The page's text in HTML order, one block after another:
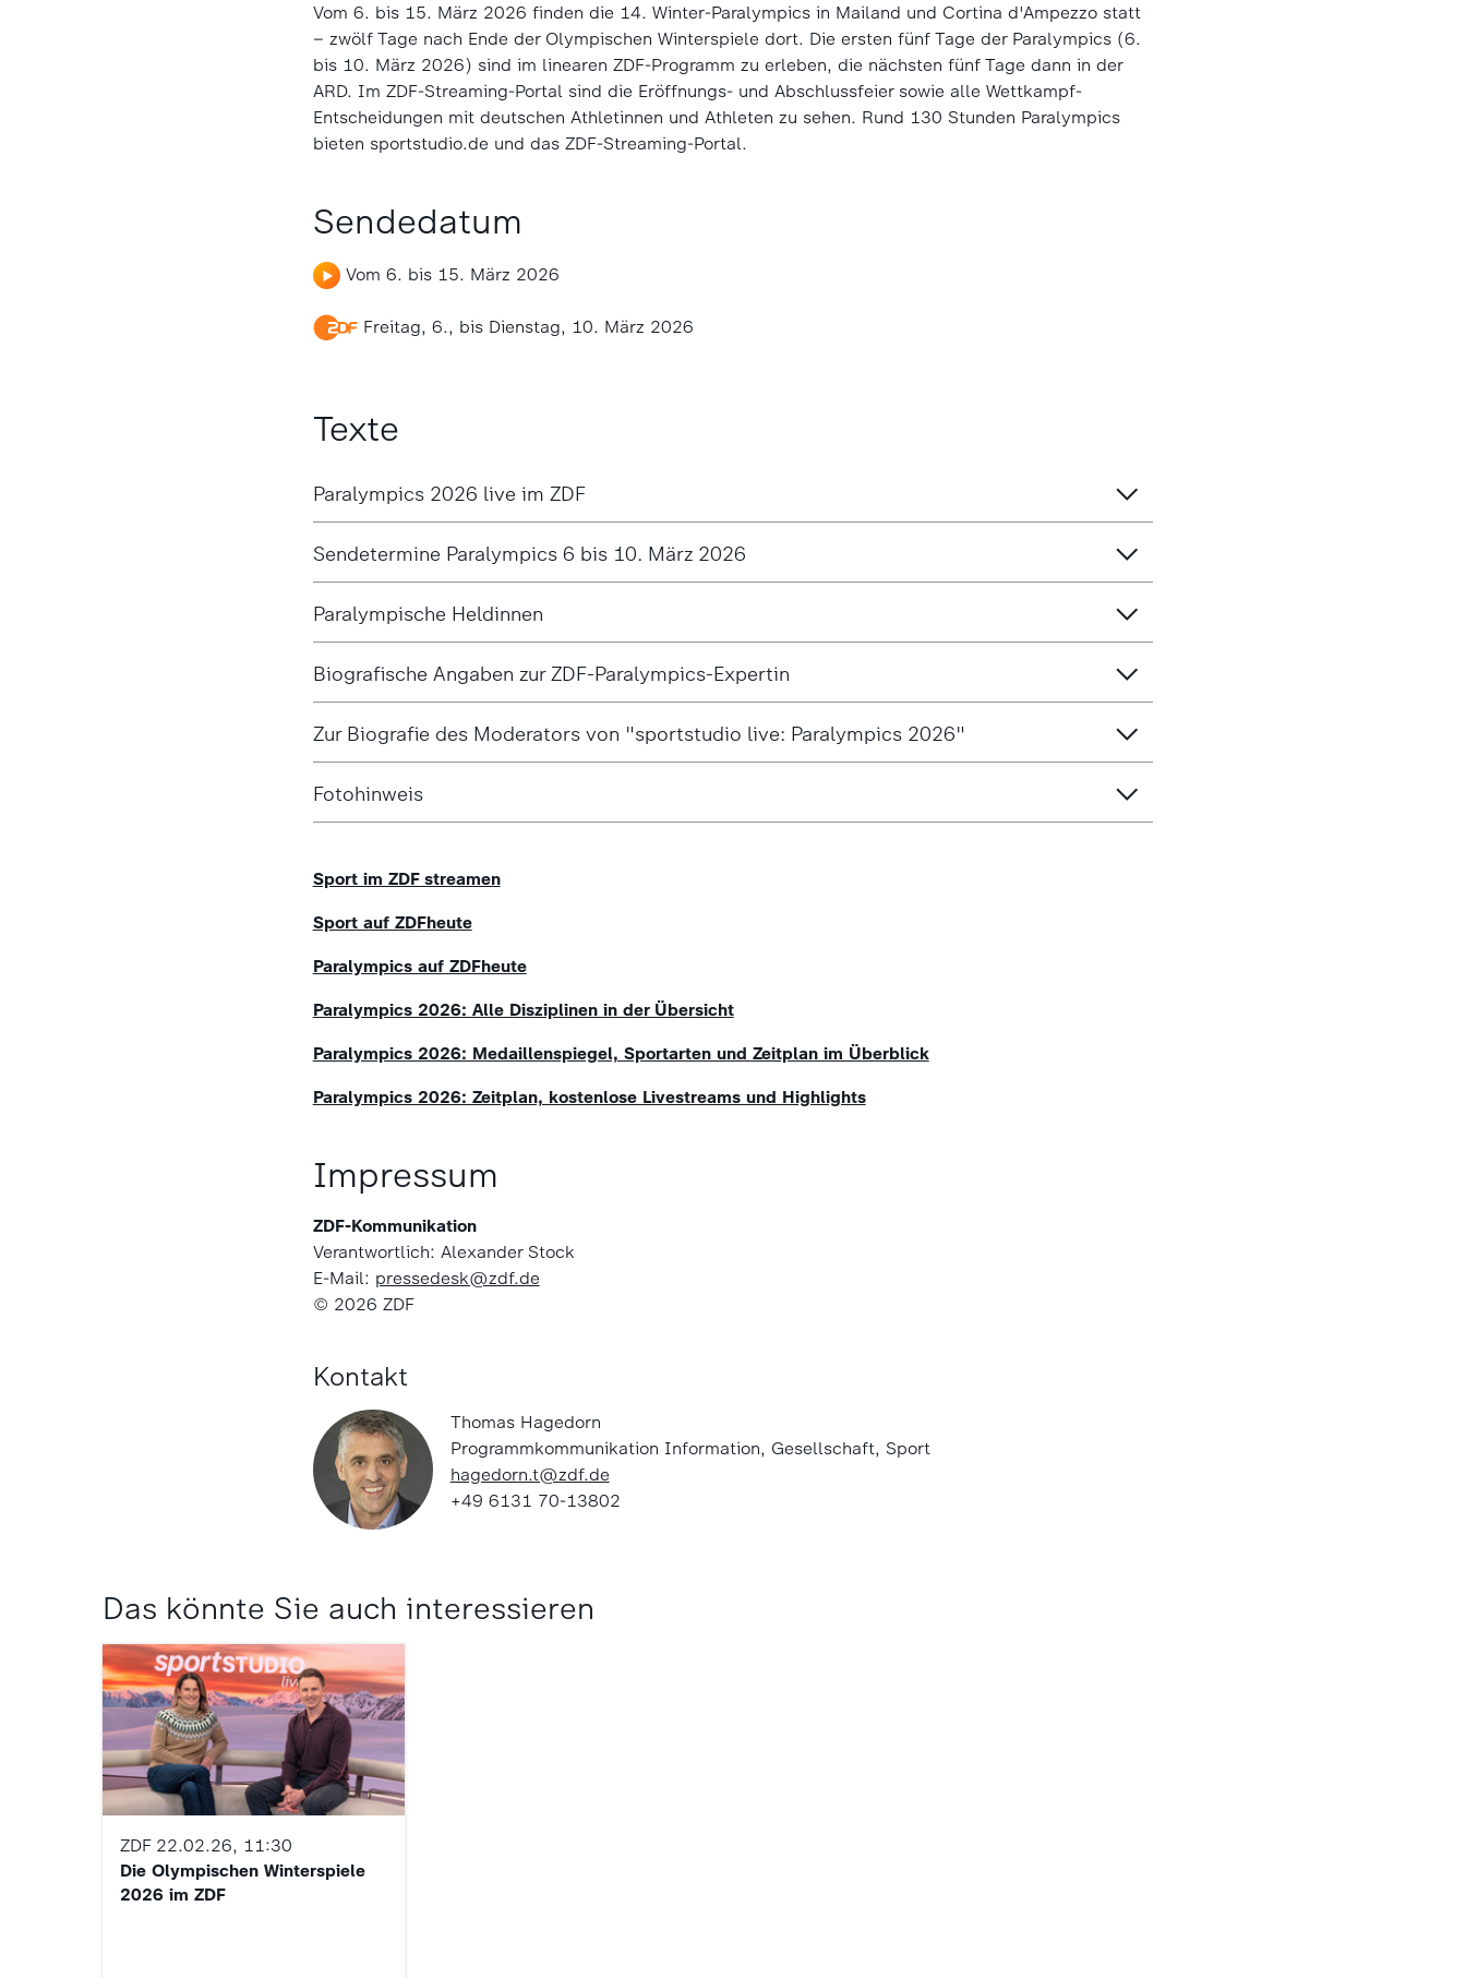
Vom 6. bis 15. März 2026 finden die 14. Winter-Paralympics in Mailand und Cortina d'Ampezzo statt
– zwölf Tage nach Ende der Olympischen Winterspiele dort. Die ersten fünf Tage der Paralympics (6.
bis 10. März 2026) sind im linearen ZDF-Programm zu erleben, die nächsten fünf Tage dann in der
ARD. Im ZDF-Streaming-Portal sind die Eröffnungs- und Abschlussfeier sowie alle Wettkampf-
Entscheidungen mit deutschen Athletinnen und Athleten zu sehen. Rund 130 Stunden Paralympics
bieten sportstudio.de und das ZDF-Streaming-Portal.
Sendedatum
Vom 6. bis 15. März 2026
Freitag, 6., bis Dienstag, 10. März 2026
Texte
Paralympics 2026 live im ZDF
Sendetermine Paralympics 6 bis 10. März 2026
Paralympische Heldinnen
Biografische Angaben zur ZDF-Paralympics-Expertin
Zur Biografie des Moderators von "sportstudio live: Paralympics 2026"
Fotohinweis
Sport im ZDF streamen
Sport auf ZDFheute
Paralympics auf ZDFheute
Paralympics 2026: Alle Disziplinen in der Übersicht
Paralympics 2026: Medaillenspiegel, Sportarten und Zeitplan im Überblick
Paralympics 2026: Zeitplan, kostenlose Livestreams und Highlights
Impressum
ZDF-Kommunikation
Verantwortlich: Alexander Stock
E-Mail: pressedesk@zdf.de
© 2026 ZDF
Kontakt
Thomas Hagedorn
Programmkommunikation Information, Gesellschaft, Sport
hagedorn.t@zdf.de
+49 6131 70-13802
Das könnte Sie auch interessieren
ZDF22.02.26, 11:30
Die Olympischen Winterspiele
2026 im ZDF